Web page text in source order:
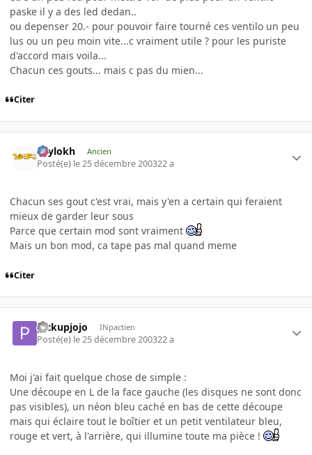
paske il y a des led dedan..
ou depenser 20.- pour pouvoir faire tourné ces ventilo un peu
lus ou un peu moin vite...c vraiment utile ? pour les puriste
d'accord mais voila...
Chacun ces gouts... mais c pas du mien...
Citer
Psylokh Ancien
Posté(e) le 25 décembre 200322 a
Chacun ses gout c'est vrai, mais y'en a certain qui feraient
mieux de garder leur sous
Parce que certain mod sont vraiment
Mais un bon mod, ca tape pas mal quand meme
Citer
pickupjojo INpactien
Posté(e) le 25 décembre 200322 a
Moi j'ai fait quelque chose de simple :
Une découpe en L de la face gauche (les disques ne sont donc
pas visibles), un néon bleu caché en bas de cette découpe
mais qui éclaire tout le boîtier et un petit ventilateur bleu,
rouge et vert, à l'arrière, qui illumine toute ma pièce !